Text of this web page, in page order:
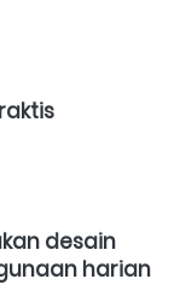
desain
harian